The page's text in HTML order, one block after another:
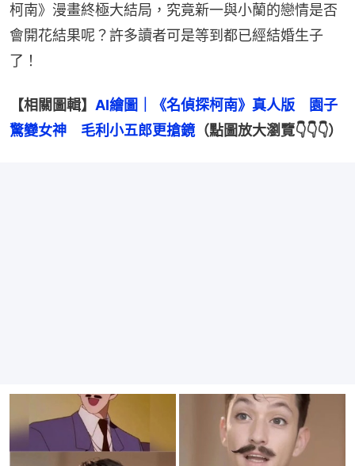
柯南》漫畫終極大結局，究竟新一與小蘭的戀情是否
會開花結果呢？許多讀者可是等到都已經結婚生子
了！
【相關圖輯】 AI繪圖｜《名偵探柯南》真人版　園子
驚變女神　毛利小五郎更搶鏡 （點圖放大瀏覽👇👇👇）